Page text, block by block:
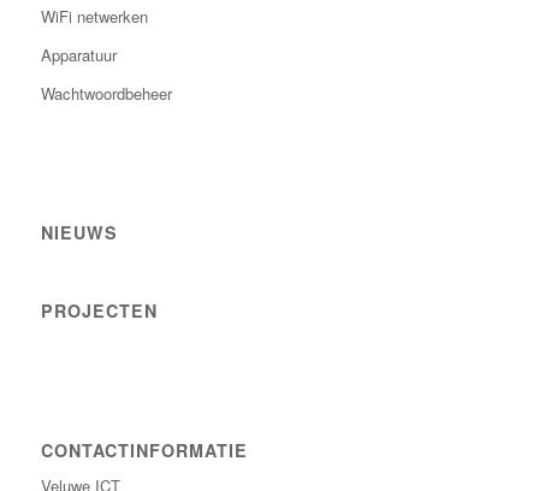
WiFi netwerken
Apparatuur
Wachtwoordbeheer
NIEUWS
PROJECTEN
CONTACTINFORMATIE
Veluwe ICT